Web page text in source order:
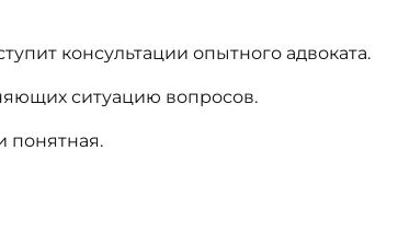
консультации опытного адвоката.
ситуацию вопросов.
понятная.